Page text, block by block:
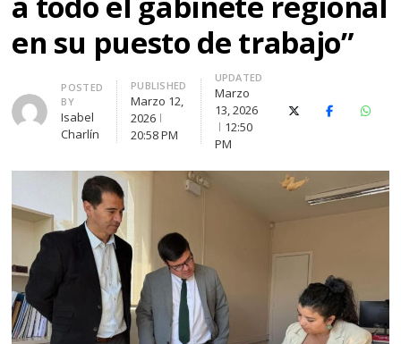
en su puesto de trabajo”
Author
POSTED
BY
Isabel
Charlín
PUBLISHED
Marzo 12,
2026
20:58 PM
UPDATED
Marzo
13, 2026
12:50
PM
X (Twitter)Facebook